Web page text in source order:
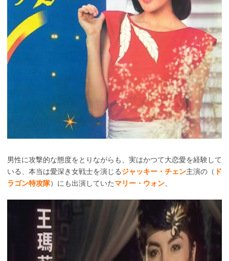
男性に攻撃的な態度をとりながらも、実はかつて大恋愛を経験して
いる、本当は愛深き女戦士を演じるジャッキー・チェン主演の（ ド
ラゴン特攻隊）にも出演していたマリー・ウォン、